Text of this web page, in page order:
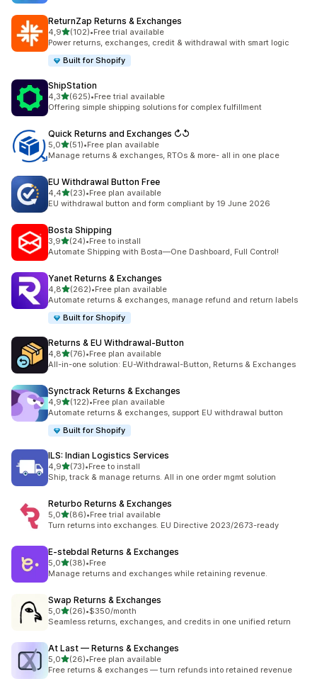
ReturnZap Returns & Exchanges
4,9z 5 hvězd
(102)
Celkový počet recenzí: 102
•Free trial available
Power returns, exchanges, credit & withdrawal with smart logic
Built for Shopify
ShipStation
4,3z 5 hvězd
(625)
Celkový počet recenzí: 625
•Free trial available
Offering simple shipping solutions for complex fulfillment
Quick Returns and Exchanges ↻↺
5,0z 5 hvězd
(51)
Celkový počet recenzí: 51
•Free plan available
Manage returns & exchanges, RTOs & more- all in one place
EU Withdrawal Button Free
4,4z 5 hvězd
(23)
Celkový počet recenzí: 23
•Free plan available
EU withdrawal button and form compliant by 19 June 2026
Bosta Shipping
3,9z 5 hvězd
(24)
Celkový počet recenzí: 24
•Free to install
Automate Shipping with Bosta—One Dashboard, Full Control!
Yanet Returns & Exchanges
4,8z 5 hvězd
(262)
Celkový počet recenzí: 262
•Free plan available
Automate returns & exchanges, manage refund and return labels
Built for Shopify
Returns & EU Withdrawal‑Button
4,8z 5 hvězd
(76)
Celkový počet recenzí: 76
•Free plan available
All-in-one solution: EU-Withdrawal-Button, Returns & Exchanges
Synctrack Returns & Exchanges
4,9z 5 hvězd
(122)
Celkový počet recenzí: 122
•Free plan available
Automate returns & exchanges, support EU withdrawal button
Built for Shopify
ILS: Indian Logistics Services
4,9z 5 hvězd
(73)
Celkový počet recenzí: 73
•Free to install
Ship, track & manage returns. All in one order mgmt solution
Returbo Returns & Exchanges
5,0z 5 hvězd
(86)
Celkový počet recenzí: 86
•Free trial available
Turn returns into exchanges. EU Directive 2023/2673-ready
E‑stebdal Returns & Exchanges
5,0z 5 hvězd
(38)
Celkový počet recenzí: 38
•Free
Manage returns and exchanges while retaining revenue.
Swap Returns & Exchanges
5,0z 5 hvězd
(26)
Celkový počet recenzí: 26
•$350/month
Seamless returns, exchanges, and credits in one unified return
At Last — Returns & Exchanges
5,0z 5 hvězd
(26)
Celkový počet recenzí: 26
•Free plan available
Free returns & exchanges — turn refunds into retained revenue